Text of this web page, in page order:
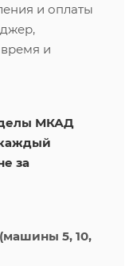
и оплаты
и
МКАД
каждый
за
5, 10,